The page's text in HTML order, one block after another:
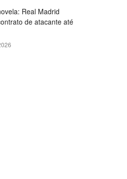
Real Madrid
de atacante até